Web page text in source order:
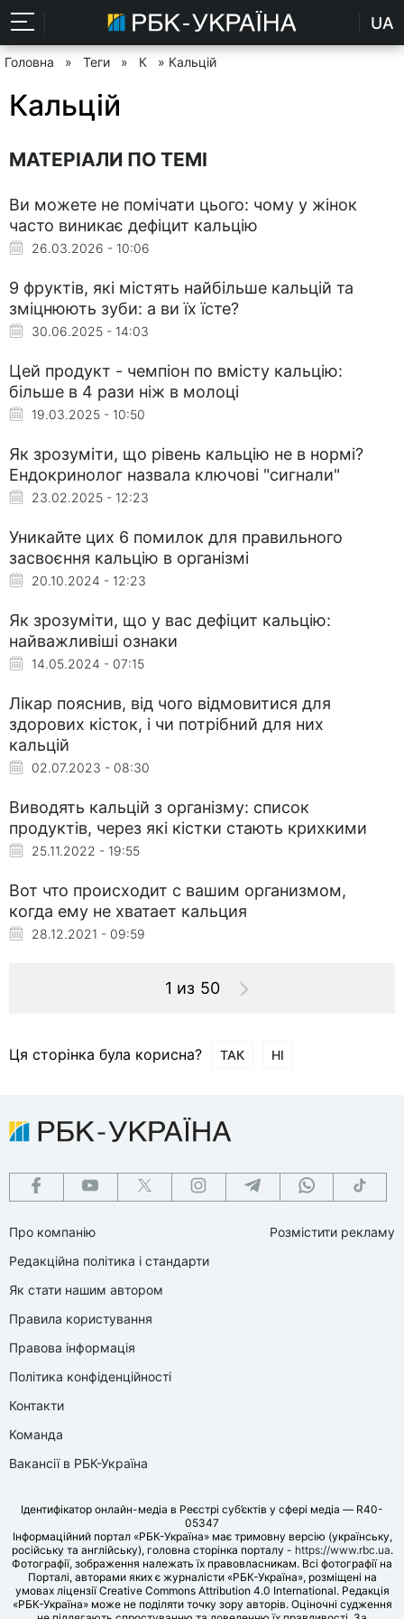
UA
Головна » Теги » К » Кальцій
Кальцій
МАТЕРІАЛИ ПО ТЕМІ
Ви можете не помічати цього: чому у жінок
часто виникає дефіцит кальцію
26.03.2026 - 10:06
9 фруктів, які містять найбільше кальцій та
зміцнюють зуби: а ви їх їсте?
30.06.2025 - 14:03
Цей продукт - чемпіон по вмісту кальцію:
більше в 4 рази ніж в молоці
19.03.2025 - 10:50
Як зрозуміти, що рівень кальцію не в нормі?
Ендокринолог назвала ключові "сигнали"
23.02.2025 - 12:23
Уникайте цих 6 помилок для правильного
засвоєння кальцію в організмі
20.10.2024 - 12:23
Як зрозуміти, що у вас дефіцит кальцію:
найважливіші ознаки
14.05.2024 - 07:15
Лікар пояснив, від чого відмовитися для
здорових кісток, і чи потрібний для них
кальцій
02.07.2023 - 08:30
Виводять кальцій з організму: список
продуктів, через які кістки стають крихкими
25.11.2022 - 19:55
Вот что происходит с вашим организмом,
когда ему не хватает кальция
28.12.2021 - 09:59
1 из 50
Ця сторінка була корисна? ТАК НІ
Про компанію
Редакційна політика і стандарти
Як стати нашим автором
Правила користування
Правова інформація
Політика конфіденційності
Контакти
Команда
Вакансії в РБК-Україна
Розмістити рекламу
Ідентифікатор онлайн-медіа в Реєстрі суб’єктів у сфері медіа — R40-
05347
Інформаційний портал «РБК-Україна» має тримовну версію (українську,
російську та англійську), головна сторінка порталу - https://www.rbc.ua.
Фотографії, зображення належать їх правовласникам. Всі фотографії на
Порталі, авторами яких є журналісти «РБК-Україна», розміщені на
умовах ліцензії Creative Commons Attribution 4.0 International. Редакція
«РБК-Україна» може не поділяти точку зору авторів. Оціночні судження